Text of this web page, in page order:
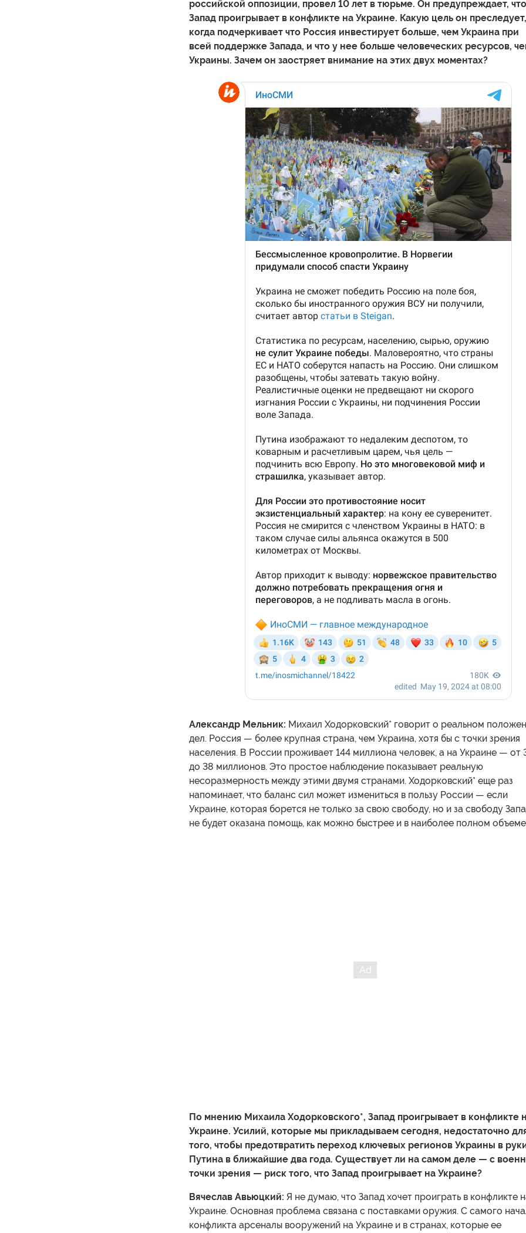
российской оппозиции, провел 10 лет в тюрьме. Он предупреждает, что
Запад проигрывает в конфликте на Украине. Какую цель он преследует,
когда подчеркивает что Россия инвестирует больше, чем Украина при
всей поддержке Запада, и что у нее больше человеческих ресурсов,
Украины. Зачем он заостряет внимание на этих двух моментах?
Александр Мельник: Михаил Ходорковский* говорит о реальном
дел. Россия — более крупная страна, чем Украина, хотя бы с точки зрения
населения. В России проживает 144 миллиона человек, а на Украине — от
до 38 миллионов. Это простое наблюдение показывает реальную
несоразмерность между этими двумя странами. Ходорковский* еще раз
напоминает, что баланс сил может измениться в пользу России — если
Украине, которая борется не только за свою свободу, но и за свободу
не будет оказана помощь, как можно быстрее и в наиболее полном
По мнению Михаила Ходорковского*, Запад проигрывает в конфликте
Украине. Усилий, которые мы прикладываем сегодня, недостаточно
того, чтобы предотвратить переход ключевых регионов Украины в
Путина в ближайшие два года. Существует ли на самом деле — с
точки зрения — риск того, что Запад проигрывает на Украине?
Вячеслав Авьюцкий: Я не думаю, что Запад хочет проиграть в конфликте
Украине. Основная проблема связана с поставками оружия. С самого
конфликта арсеналы вооружений на Украине и в странах, которые ее